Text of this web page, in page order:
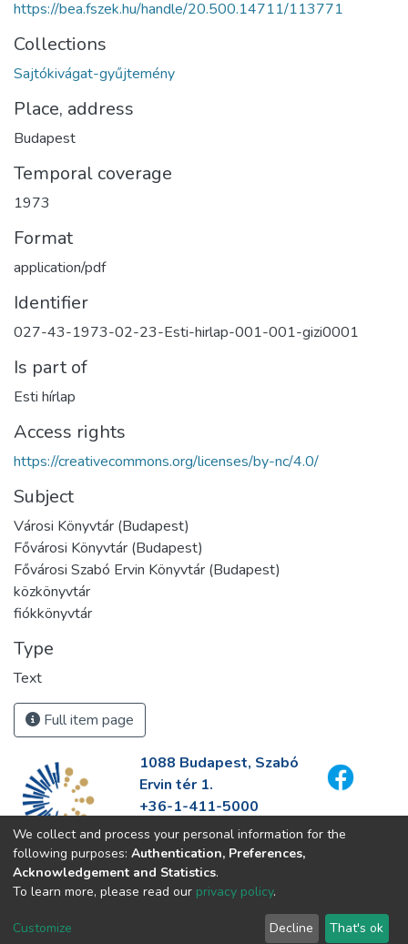
https://bea.fszek.hu/handle/20.500.14711/113771
Collections
Sajtókivágat-gyűjtemény
Place, address
Budapest
Temporal coverage
1973
Format
application/pdf
Identifier
027-43-1973-02-23-Esti-hirlap-001-001-gizi0001
Is part of
Esti hírlap
Access rights
https://creativecommons.org/licenses/by-nc/4.0/
Subject
Városi Könyvtár (Budapest)
Fővárosi Könyvtár (Budapest)
Fővárosi Szabó Ervin Könyvtár (Budapest)
közkönyvtár
fiókkönyvtár
Type
Text
Full item page
1088 Budapest, Szabó
Ervin tér 1.
+36-1-411-5000
info@fszek.hu
https://fszek.hu
We collect and process your personal information for the
following purposes: Authentication, Preferences,
Acknowledgement and Statistics.
To learn more, please read our privacy policy.
Customize Decline That's ok